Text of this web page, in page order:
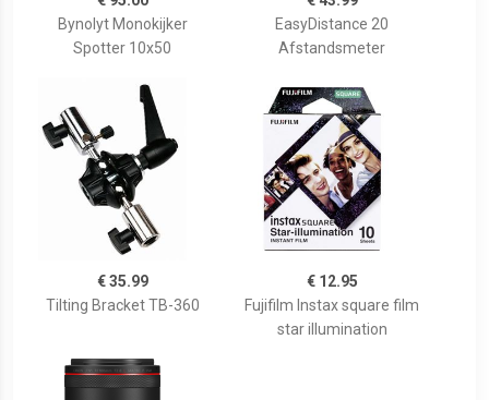
Bynolyt Monokijker
Spotter 10x50
EasyDistance 20
Afstandsmeter
€ 35.99
Tilting Bracket TB-360
€ 12.95
Fujifilm Instax square film
star illumination